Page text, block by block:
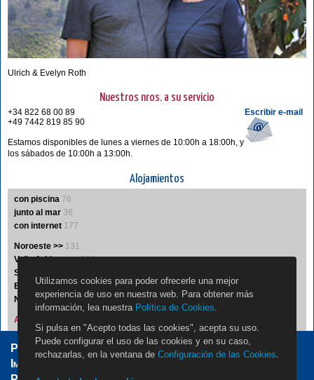
Ulrich & Evelyn Roth
Nuestros nros. a su servicio
Escribir e-mail
+34 822 68 00 89
+49 7442 819 85 90
Estamos disponibles de lunes a viernes de 10:00h a 18:00h, y
los sábados de 10:00h a 13:00h.
Alojamientos
con piscina 76
junto al mar 36
con internet 177
Noroeste >> 131
Valle Aridane >> 229
Sur >>
Este >> 19
Noreste >> 5
Alojamientos A-Z
Propietarios Jobs
Contacto
Impressum / Aviso Legal
Condiciones Generales
Utilizamos cookies para poder ofrecerle una mejor
experiencia de uso en nuestra web. Para obtener más
información, lea nuestra Política de Cookies.
Si pulsa en "Acepto todas las cookies", acepta su uso.
Puede configurar el uso de las cookies y en su caso,
rechazarlas, en la ventana de Configuración de las Cookies.